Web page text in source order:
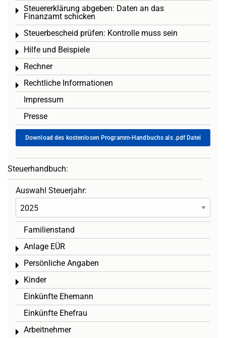
Steuererklärung abgeben: Daten an das
Finanzamt schicken
Toggle menu
Steuerbescheid prüfen: Kontrolle muss sein
Toggle menu
Hilfe und Beispiele
Toggle menu
Rechner
Toggle menu
Rechtliche Informationen
Toggle menu
Impressum
Presse
Download des kostenlosen Programm-Handbuchs als .pdf Datei
Steuerhandbuch:
Auswahl Steuerjahr:
Familienstand
Anlage EÜR
Toggle menu
Persönliche Angaben
Toggle menu
Kinder
Toggle menu
Einkünfte Ehemann
Einkünfte Ehefrau
Arbeitnehmer
Toggle menu